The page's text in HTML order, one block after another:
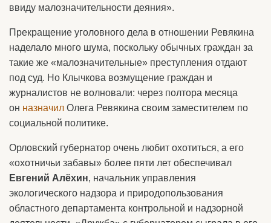
ввиду малозначительности деяния».
Прекращение уголовного дела в отношении Ревякина
наделало много шума, поскольку обычных граждан за
такие же «малозначительные» преступления отдают
под суд. Но Клычкова возмущение граждан и
журналистов не волновали: через полтора месяца
он назначил Олега Ревякина своим заместителем по
социальной политике.
Орловский губернатор очень любит охотиться, а его
«охотничьи забавы» более пяти лет обеспечивал
Евгений Алёхин, начальник управления
экологического надзора и природопользования
областного департамента контрольной и надзорной